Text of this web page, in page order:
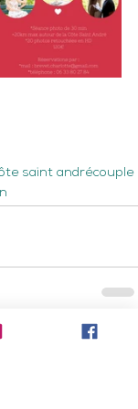
saint andrécouple
See All